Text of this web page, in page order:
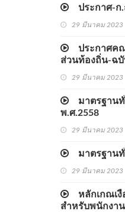
ประกาศ-ก.
29 มีนาคม 2023
ประกาศคณ
ส่วนท้องถิ่น-ฉ
29 มีนาคม 2023
มาตรฐานทั่
พ.ศ.2558
29 มีนาคม 2023
มาตรฐานทั่
29 มีนาคม 2023
หลักเกณเงื
สำหรับพนักงา